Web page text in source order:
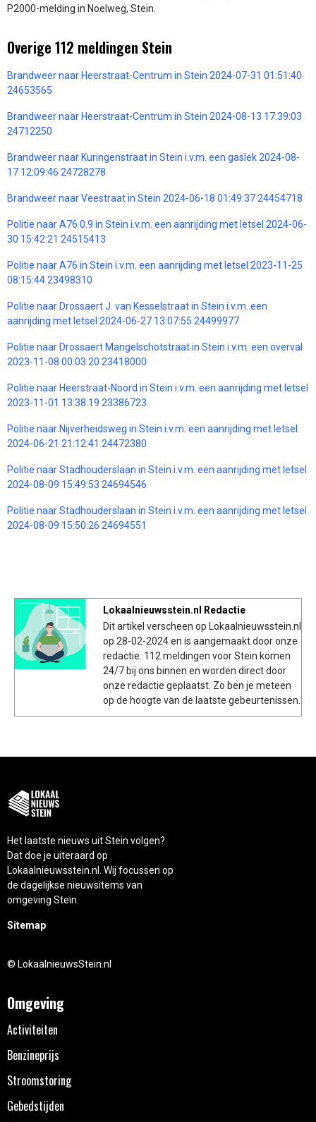
P2000-melding in Noelweg, Stein.
Overige 112 meldingen Stein
Brandweer naar Heerstraat-Centrum in Stein 2024-07-31 01:51:40
24653565
Brandweer naar Heerstraat-Centrum in Stein 2024-08-13 17:39:03
24712250
Brandweer naar Kuringenstraat in Stein i.v.m. een gaslek 2024-08-
17 12:09:46 24728278
Brandweer naar Veestraat in Stein 2024-06-18 01:49:37 24454718
Politie naar A76 0.9 in Stein i.v.m. een aanrijding met letsel 2024-06-
30 15:42:21 24515413
Politie naar A76 in Stein i.v.m. een aanrijding met letsel 2023-11-25
08:15:44 23498310
Politie naar Drossaert J. van Kesselstraat in Stein i.v.m. een
aanrijding met letsel 2024-06-27 13:07:55 24499977
Politie naar Drossaert Mangelschotstraat in Stein i.v.m. een overval
2023-11-08 00:03:20 23418000
Politie naar Heerstraat-Noord in Stein i.v.m. een aanrijding met letsel
2023-11-01 13:38:19 23386723
Politie naar Nijverheidsweg in Stein i.v.m. een aanrijding met letsel
2024-06-21 21:12:41 24472380
Politie naar Stadhouderslaan in Stein i.v.m. een aanrijding met letsel
2024-08-09 15:49:53 24694546
Politie naar Stadhouderslaan in Stein i.v.m. een aanrijding met letsel
2024-08-09 15:50:26 24694551
Lokaalnieuwsstein.nl Redactie
Dit artikel verscheen op Lokaalnieuwsstein.nl
op 28-02-2024 en is aangemaakt door onze
redactie. 112 meldingen voor Stein komen
24/7 bij ons binnen en worden direct door
onze redactie geplaatst. Zo ben je meteen
op de hoogte van de laatste gebeurtenissen.
Het laatste nieuws uit Stein volgen?
Dat doe je uiteraard op
Lokaalnieuwsstein.nl. Wij focussen op
de dagelijkse nieuwsitems van
omgeving Stein.
Sitemap
© LokaalnieuwsStein.nl
Omgeving
Activiteiten
Benzineprijs
Stroomstoring
Gebedstijden